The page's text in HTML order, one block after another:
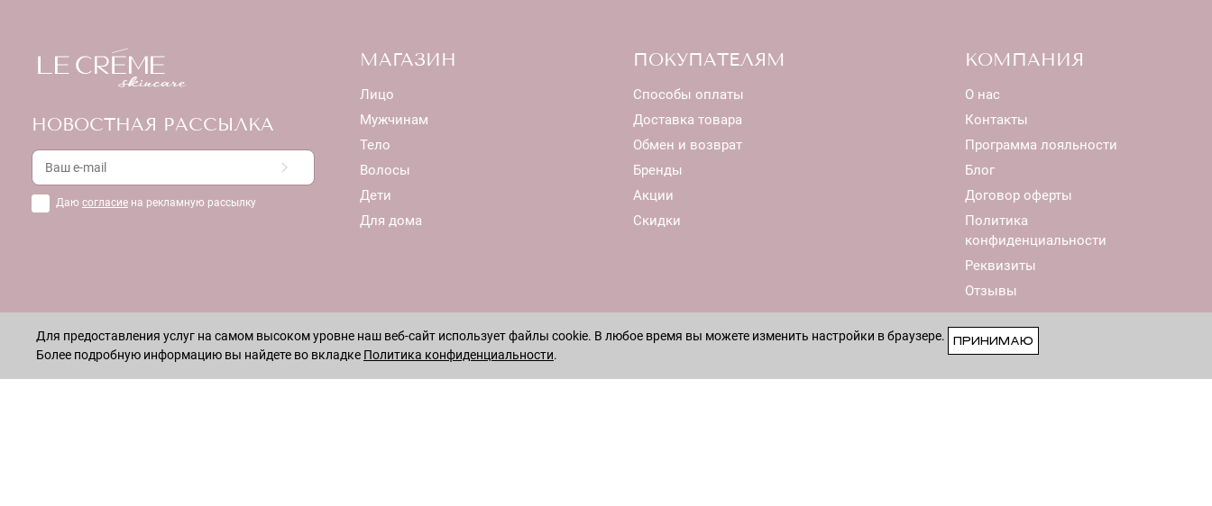
НОВОСТНАЯ РАССЫЛКА
Даю согласие на рекламную рассылку
МАГАЗИН
Лицо
Мужчинам
Тело
Волосы
Дети
Для дома
ПОКУПАТЕЛЯМ
Способы оплаты
Доставка товара
Обмен и возврат
Бренды
Акции
Скидки
КОМПАНИЯ
О нас
Контакты
Программа лояльности
Блог
Договор оферты
Политика
конфиденциальности
Реквизиты
Отзывы
ОСТАВАЙТЕСЬ НА СВЯЗИ!
Для предоставления услуг на самом высоком уровне наш веб-сайт использует файлы cookie. В любое время вы можете изменить настройки в браузере.
Более подробную информацию вы найдете во вкладке Политика конфиденциальности.
ПРИНИМАЮ